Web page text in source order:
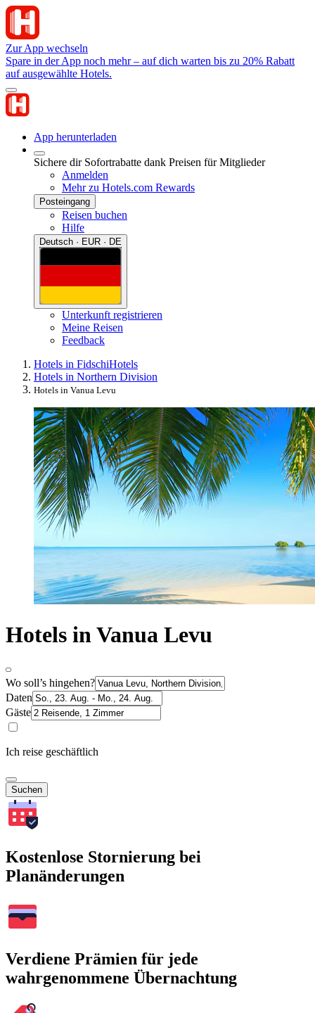
Zur App wechseln
Spare in der App noch mehr – auf dich warten bis zu 20% Rabatt
auf ausgewählte Hotels.
App herunterladen
Sichere dir Sofortrabatte dank Preisen für Mitglieder
Anmelden
Mehr zu Hotels.com Rewards
Posteingang
Reisen buchen
Hilfe
Deutsch · EUR · DE
Unterkunft registrieren
Meine Reisen
Feedback
Hotels in FidschiHotels
Hotels in Northern Division
Hotels in Vanua Levu
Hotels in Vanua Levu
Wo soll’s hingehen?
Daten
Gäste
Ich reise geschäftlich
Suchen
Kostenlose Stornierung bei
Planänderungen
Verdiene Prämien für jede
wahrgenommene Übernachtung